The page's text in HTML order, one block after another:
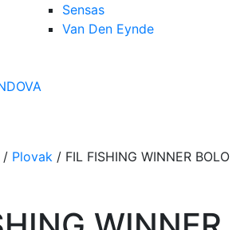
Sensas
Van Den Eynde
/ Plovak / FIL FISHING WINNER BOLO